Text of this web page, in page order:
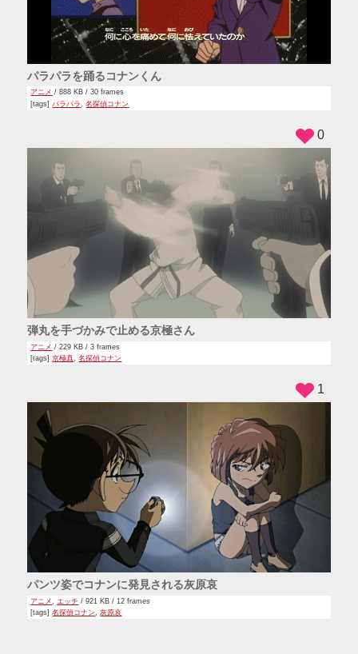
パラパラを踊るコナンくん
アニメ / 888 KB / 30 frames
[tags]パラパラ,名探偵コナン
弾丸を手づかみで止める京極さん
アニメ / 229 KB / 3 frames
[tags]京極真,名探偵コナン
0
パンツ姿でコナンに発見される灰原哀
アニメ エッチ / 921 KB / 12 frames
[tags]名探偵コナン,灰原哀
1